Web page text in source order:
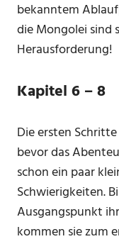
bekanntem
die Mongolei sind
Herausforderung!
Kapitel 6 – 8
Die ersten
bevor das
schon ein paar
Schwierigkeiten.
Ausgangspunkt
kommen sie zum